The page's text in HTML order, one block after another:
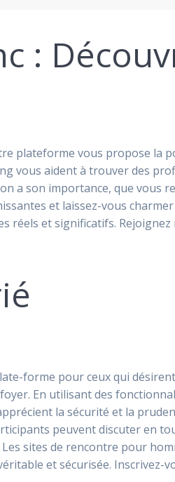
:
plateforme vous propose la
vous aident à trouver des
a son importance, que vous
et laissez-vous
réels et significatifs.
forme pour ceux qui
En utilisant des
la sécurité et la
peuvent discuter en
sites de rencontre pour
et sécurisée. Inscrivez-